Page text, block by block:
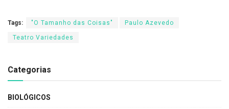
Tags: "O Tamanho das Coisas" Paulo Azevedo
Teatro Variedades
Categorias
BIOLÓGICOS